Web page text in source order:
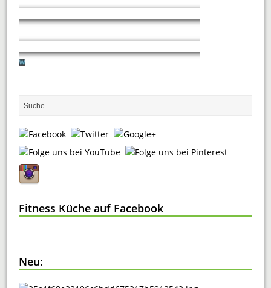
Fitness Küche auf Facebook
Neu: